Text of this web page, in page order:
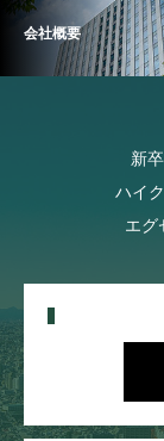
会社概要
新卒
ハイ
エグ